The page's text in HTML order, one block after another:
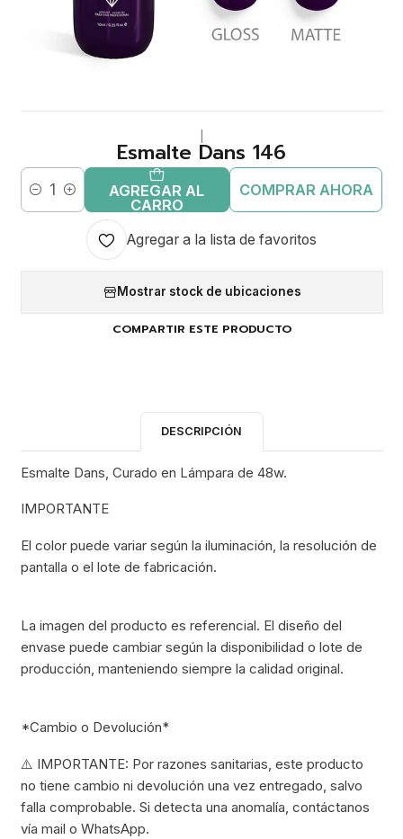
Esmalte Dans 146
Cantidad
AGREGAR AL
CARRO
COMPRAR AHORA
Agregar a la lista de favoritos
Mostrar stock de ubicaciones
COMPARTIR ESTE PRODUCTO
DESCRIPCIÓN
Esmalte Dans, Curado en Lámpara de 48w.
IMPORTANTE
El color puede variar según la iluminación, la resolución de
pantalla o el lote de fabricación.
La imagen del producto es referencial. El diseño del
envase puede cambiar según la disponibilidad o lote de
producción, manteniendo siempre la calidad original.
*Cambio o Devolución*
⚠️ IMPORTANTE: Por razones sanitarias, este producto
no tiene cambio ni devolución una vez entregado, salvo
falla comprobable. Si detecta una anomalía, contáctanos
vía mail o WhatsApp.